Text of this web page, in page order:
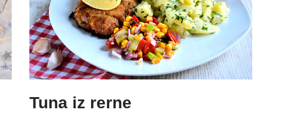
Tuna iz rerne